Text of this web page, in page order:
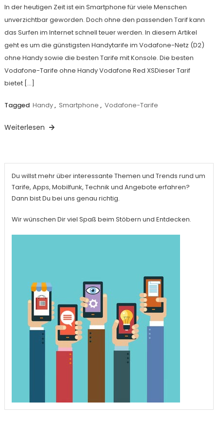
In der heutigen Zeit ist ein Smartphone für viele Menschen
unverzichtbar geworden. Doch ohne den passenden Tarif kann
das Surfen im Internet schnell teuer werden. In diesem Artikel
geht es um die günstigsten Handytarife im Vodafone-Netz (D2)
ohne Handy sowie die besten Tarife mit Konsole. Die besten
Vodafone-Tarife ohne Handy Vodafone Red XSDieser Tarif
bietet […]
Tagged Handy, Smartphone , Vodafone-Tarife
Weiterlesen
Du willst mehr über interessante Themen und Trends rund um
Tarife, Apps, Mobilfunk, Technik und Angebote erfahren?
Dann bist Du bei uns genau richtig.
Wir wünschen Dir viel Spaß beim Stöbern und Entdecken.